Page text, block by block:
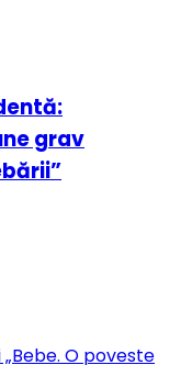
grav
O poveste